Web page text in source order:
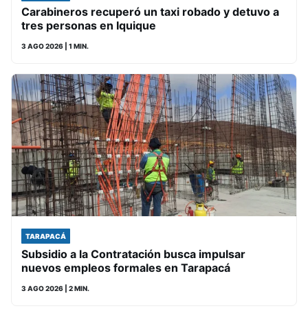
Carabineros recuperó un taxi robado y detuvo a
tres personas en Iquique
3 AGO 2026 | 1 MIN.
TARAPACÁ
Subsidio a la Contratación busca impulsar
nuevos empleos formales en Tarapacá
3 AGO 2026 | 2 MIN.